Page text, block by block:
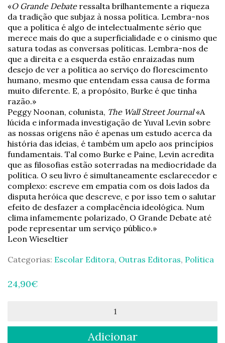
«O Grande Debateressalta brilhantemente a riqueza
da tradição que subjaz à nossa política. Lembra-nos
que a política é algo de intelectualmente sério que
merece mais do que a superficialidade e o cinismo que
satura todas as conversas políticas. Lembra-nos de
que a direita e a esquerda estão enraizadas num
desejo de ver a política ao serviço do florescimento
humano, mesmo que entendam essa causa de forma
muito diferente. E, a propósito, Burke é que tinha
razão.»
Peggy Noonan, colunista, The Wall Street Journal«A
lúcida e informada investigação de Yuval Levin sobre
as nossas origens não é apenas um estudo acerca da
história das ideias, é também um apelo aos princípios
fundamentais. Tal como Burke e Paine, Levin acredita
que as filosofias estão soterradas na mediocridade da
política. O seu livro é simultaneamente esclarecedor e
complexo: escreve em empatia com os dois lados da
disputa heróica que descreve, e por isso tem o salutar
efeito de desfazer a complacência ideológica. Num
clima infamemente polarizado, O Grande Debate até
pode representar um serviço público.»
Leon Wieseltier
Categorias: Escolar Editora, Outras Editoras, Política
24,90€
Grande
Adicionar